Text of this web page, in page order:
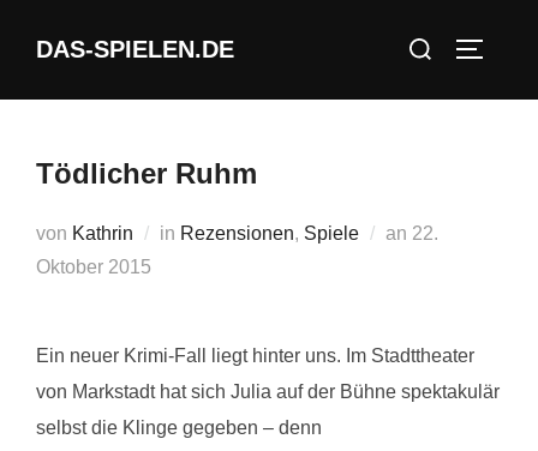
InhaltDAS-SPIELEN.DE
Suchen
Tödlicher Ruhm
von Kathrin in Rezensionen, Spiele an Veröffentlicht
22.
Oktober 2015
Ein neuer Krimi-Fall liegt hinter uns. Im Stadttheater
von Markstadt hat sich Julia auf der Bühne spektakulär
selbst die Klinge gegeben – denn